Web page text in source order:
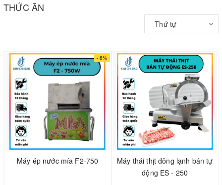
THỨC ĂN
Thứ tự
- 6%
Máy ép nước mía F2-750
Máy thái thịt đông lạnh bán tự
động ES - 250